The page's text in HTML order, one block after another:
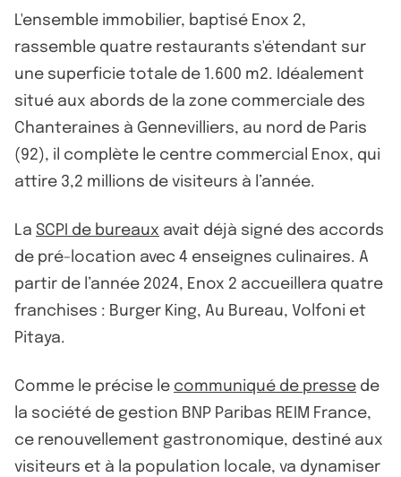
L'ensemble immobilier, baptisé Enox 2,
rassemble quatre restaurants s'étendant sur
une superficie totale de 1.600 m2. Idéalement
situé aux abords de la zone commerciale des
Chanteraines à Gennevilliers, au nord de Paris
(92), il complète le centre commercial Enox, qui
attire 3,2 millions de visiteurs à l’année.
La SCPI de bureaux avait déjà signé des accords
de pré-location avec 4 enseignes culinaires. A
partir de l’année 2024, Enox 2 accueillera quatre
franchises : Burger King, Au Bureau, Volfoni et
Pitaya.
Comme le précise le communiqué de presse de
la société de gestion BNP Paribas REIM France,
ce renouvellement gastronomique, destiné aux
visiteurs et à la population locale, va dynamiser